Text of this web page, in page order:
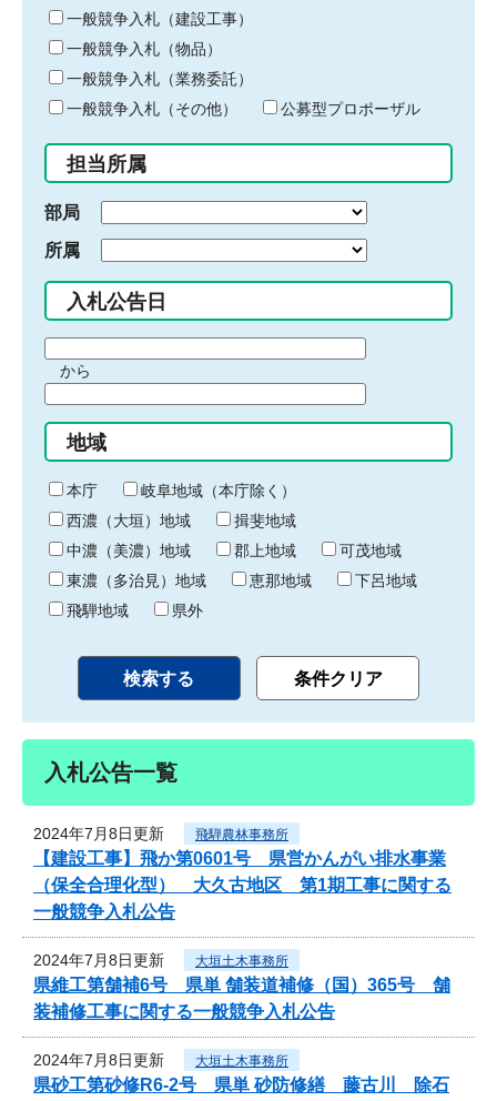
キ
ー
ワ
ー
ド
入
力
一般競争入札（建設工事）
一般競争入札（物品）
一般競争入札（業務委託）
一般競争入札（その他）
公募型プロポーザル
担当所属
部局
所属
入札公告日
間
始
り
から
間
終
わ
り
地域
本庁
岐阜地域（本庁除く）
西濃（大垣）地域
揖斐地域
中濃（美濃）地域
郡上地域
可茂地域
東濃（多治見）地域
恵那地域
下呂地域
飛騨地域
県外
入札公告一覧
2024年7月8日更新 飛騨農林事務所
【建設工事】飛か第0601号 県営かんがい排水事業
（保全合理化型） 大久古地区 第1期工事に関する
一般競争入札公告
2024年7月8日更新 大垣土木事務所
県維工第舗補6号 県単 舗装道補修（国）365号 舗
装補修工事に関する一般競争入札公告
2024年7月8日更新 大垣土木事務所
県砂工第砂修R6-2号 県単 砂防修繕 藤古川 除石